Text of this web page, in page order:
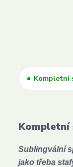
Kompletní
Kompletní
Sublingvální
jako třeba